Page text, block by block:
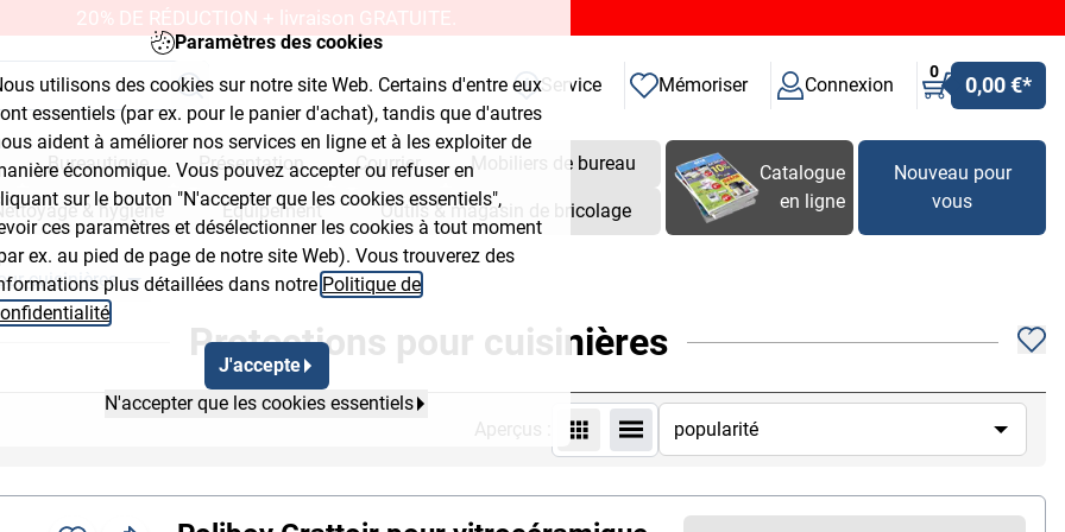
Paramètres des cookies
utilisons des cookies sur notre site Web. Certains d'entre eux
essentiels (par ex. pour le panier d'achat), tandis que d'autres
aident à améliorer nos services en ligne et à les exploiter de
économique. Vous pouvez accepter ou refuser en
sur le bouton "N'accepter que les cookies essentiels",
ces paramètres et désélectionner les cookies à tout moment
ex. au pied de page de notre site Web). Vous trouverez des
plus détaillées dans notre Politique de
J'accepte
N'accepter que les cookies essentiels
20% DE RÉDUCTION + livraison GRATUITE.
Service Mémoriser Connexion
0
0,00 €*
Bureautique Présentation Courrier Mobiliers de bureau
& hygiène Équipement Outils & magasin de bricolage
Catalogue
en ligne
Nouveau pour
vous
2
cuisinières Breadcrumb Flyout Button 3
Protections pour cuisinières
Aperçus :